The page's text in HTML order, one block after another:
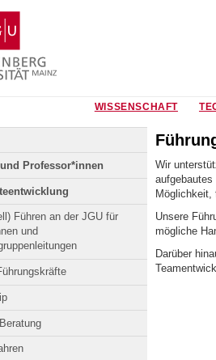
WISSENSCHAFT
Professor*innen
Führen an der JGU für
und
Wir
Möglichkeit,
Unsere
mögliche
Darüber